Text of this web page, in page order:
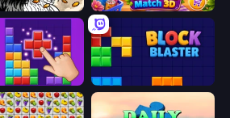
Color Tap: Coloring by Numbers Goods Triple Match 3D
Puzzle Block Blaster